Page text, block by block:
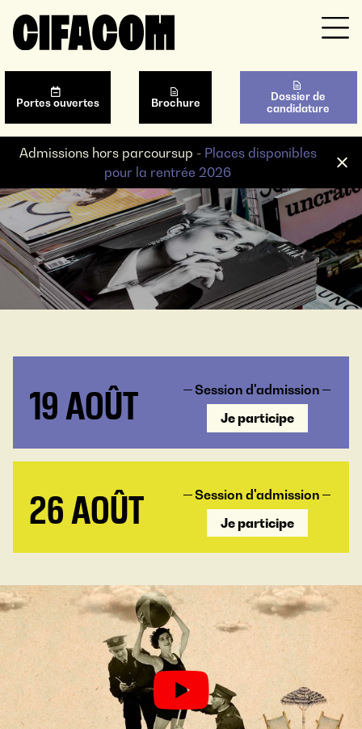
Admissions hors parcoursup - Places disponibles
pour la rentrée 2026
19 AOÛT
Session d'admission
Je participe
26 AOÛT
Session d'admission
Je participe
Portes ouvertes Brochure
Dossier de
candidature